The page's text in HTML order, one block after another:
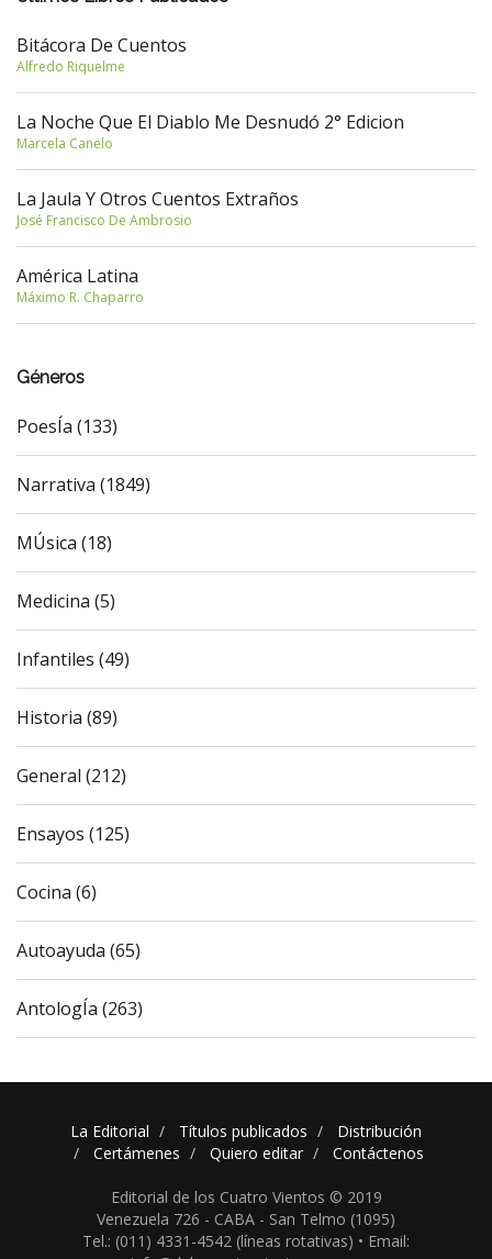
Bitácora De Cuentos
Alfredo Riquelme
La Noche Que El Diablo Me Desnudó 2° Edicion
Marcela Canelo
La Jaula Y Otros Cuentos Extraños
José Francisco De Ambrosio
América Latina
Máximo R. Chaparro
Géneros
PoesÍa (133)
Narrativa (1849)
MÚsica (18)
Medicina (5)
Infantiles (49)
Historia (89)
General (212)
Ensayos (125)
Cocina (6)
Autoayuda (65)
AntologÍa (263)
La Editorial Títulos publicados
Distribución
Certámenes
Quiero editar Contáctenos
Editorial de los Cuatro Vientos © 2019
Venezuela 726 - CABA - San Telmo (1095)
Tel.: (011) 4331-4542 (líneas rotativas) • Email: